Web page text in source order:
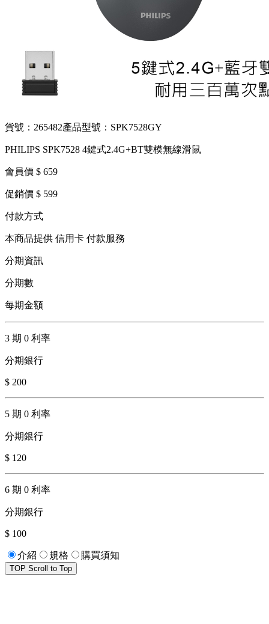
貨號：265482產品型號：SPK7528GY
PHILIPS SPK7528 4鍵式2.4G+BT雙模無線滑鼠
會員價 $ 659
促銷價 $ 599
付款方式
本商品提供 信用卡 付款服務
分期資訊
分期數
每期金額
3 期 0 利率
分期銀行
$ 200
5 期 0 利率
分期銀行
$ 120
6 期 0 利率
分期銀行
$ 100
介紹 規格 購買須知
TOP Scroll to Top